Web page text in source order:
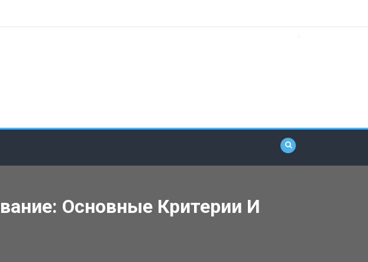
Основные Критерии И